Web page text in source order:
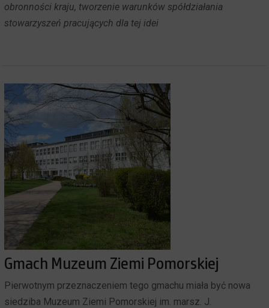
obronności kraju, tworzenie warunków spółdziałania
stowarzyszeń pracujących dla tej idei
Gmach Muzeum Ziemi Pomorskiej
Pierwotnym przeznaczeniem tego gmachu miała być nowa
siedziba Muzeum Ziemi Pomorskiej im. marsz. J.